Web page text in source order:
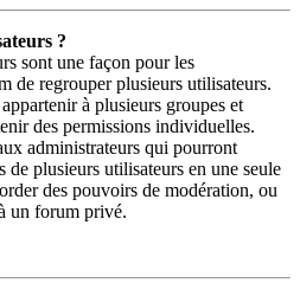
?
sont une façon pour les
de regrouper plusieurs utilisateurs.
à plusieurs groupes et
des permissions individuelles.
administrateurs qui pourront
de plusieurs utilisateurs en une seule
des pouvoirs de modération, ou
un forum privé.